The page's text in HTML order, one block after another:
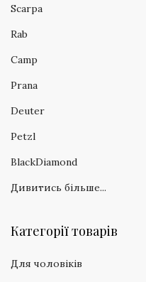
Scarpa
Rab
Camp
Prana
Deuter
Petzl
BlackDiamond
Дивитись більше...
Категорії товарів
Для чоловіків